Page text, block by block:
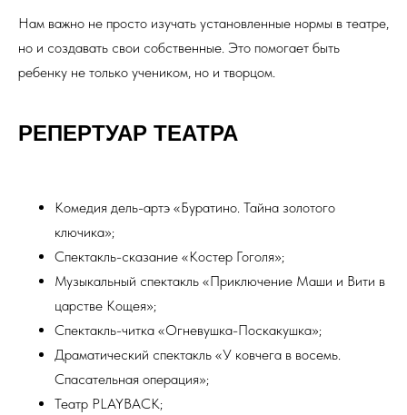
Нам важно не просто изучать установленные нормы в театре,
но и создавать свои собственные. Это помогает быть
ребенку не только учеником, но и творцом.
РЕПЕРТУАР ТЕАТРА
Комедия дель-артэ «Буратино. Тайна золотого
ключика»;
Спектакль-сказание «Костер Гоголя»;
Музыкальный спектакль «Приключение Маши и Вити в
царстве Кощея»;
Спектакль-читка «Огневушка-Поскакушка»;
Драматический спектакль «У ковчега в восемь.
Спасательная операция»;
Театр PLAYBACK;